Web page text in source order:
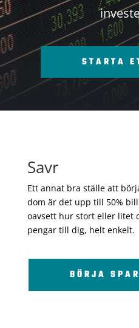
STARTA
Savr
Ett annat bra ställe att
dom är det upp till 50%
oavsett hur stort eller litet
pengar till dig, helt enkelt.
BÖRJA